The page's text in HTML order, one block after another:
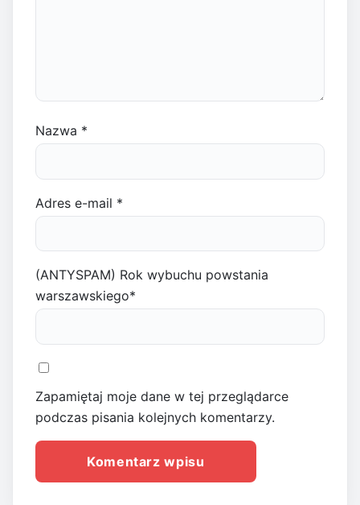
Nazwa *
Adres e-mail *
(ANTYSPAM) Rok wybuchu powstania
warszawskiego*
Zapamiętaj moje dane w tej przeglądarce
podczas pisania kolejnych komentarzy.